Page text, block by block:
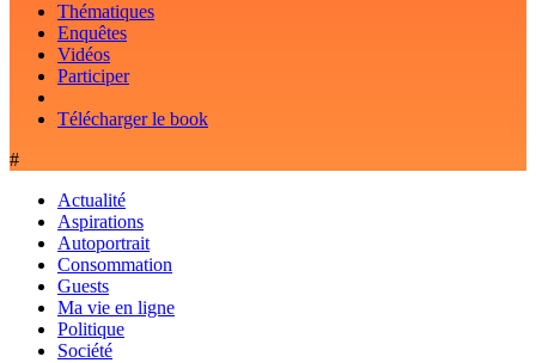
Thématiques
Enquêtes
Vidéos
Participer
Télécharger le book
#
Actualité
Aspirations
Autoportrait
Consommation
Guests
Ma vie en ligne
Politique
Société